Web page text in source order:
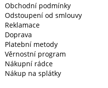
Obchodní podmínky
Odstoupení od smlouvy
Reklamace
Doprava
Platební metody
Věrnostní program
Nákupní rádce
Nákup na splátky